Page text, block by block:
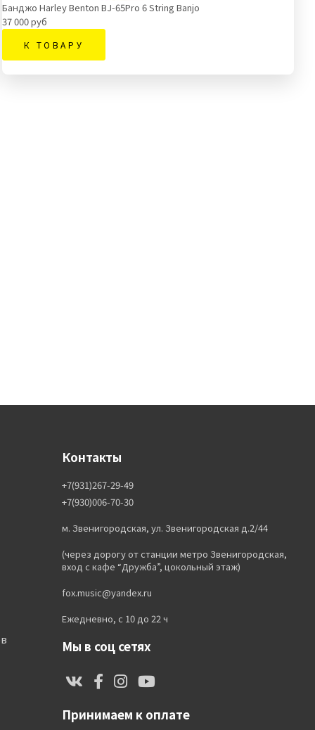
Банджо Harley Benton BJ-65Pro 6 String Banjo
37 000 руб
К ТОВАРУ
Контакты
+7(931)267-29-49
+7(930)006-70-30
м. Звенигородская, ул. Звенигородская д.2/44
(через дорогу от станции метро Звенигородская,
вход с кафе “Дружба”, цокольный этаж)
fox.music@yandex.ru
Ежедневно, с 10 до 22 ч
Мы в соц сетях
Принимаем к оплате